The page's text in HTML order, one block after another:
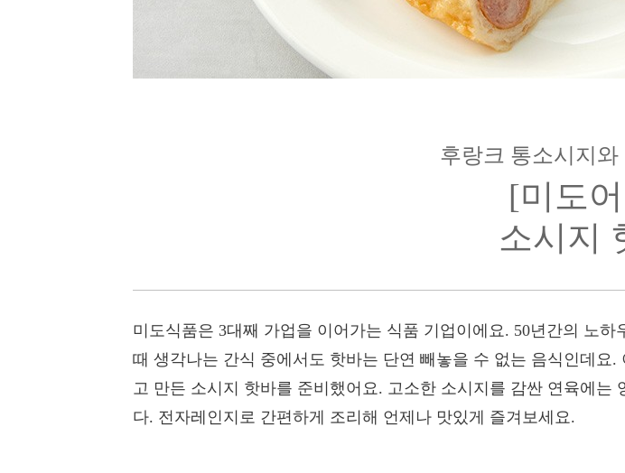
후랑크 통소시지
[미도
소시지
미도식품은 3대째 가업을 이어가는 식품 기업이에요. 50년간의 노
때 생각나는 간식 중에서도 핫바는 단연 빼놓을 수 없는 음식인데요
고 만든 소시지 핫바를 준비했어요. 고소한 소시지를 감싼 연육에는
다. 전자레인지로 간편하게 조리해 언제나 맛있게 즐겨보세요.